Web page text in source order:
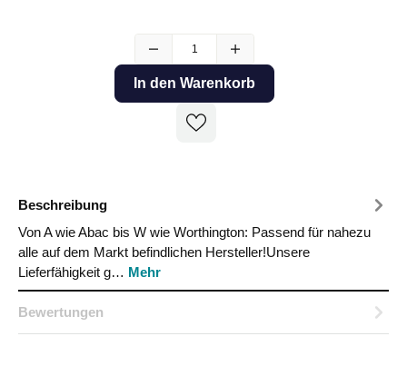
In den Warenkorb
Beschreibung
Von A wie Abac bis W wie Worthington: Passend für nahezu
alle auf dem Markt befindlichen Hersteller!Unsere
Lieferfähigkeit g… Mehr
Bewertungen